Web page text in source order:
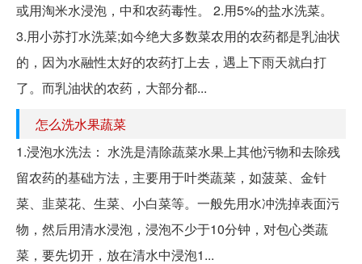
或用淘米水浸泡，中和农药毒性。 2.用5%的盐水洗菜。
3.用小苏打水洗菜;如今绝大多数菜农用的农药都是乳油状
的，因为水融性太好的农药打上去，遇上下雨天就白打
了。而乳油状的农药，大部分都...
怎么洗水果蔬菜
1.浸泡水洗法： 水洗是清除蔬菜水果上其他污物和去除残
留农药的基础方法，主要用于叶类蔬菜，如菠菜、金针
菜、韭菜花、生菜、小白菜等。一般先用水冲洗掉表面污
物，然后用清水浸泡，浸泡不少于10分钟，对包心类蔬
菜，要先切开，放在清水中浸泡1...